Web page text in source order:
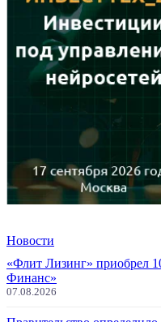
Новости
«Флит Лизинг» приобрел
Финанс»
07.08.2026